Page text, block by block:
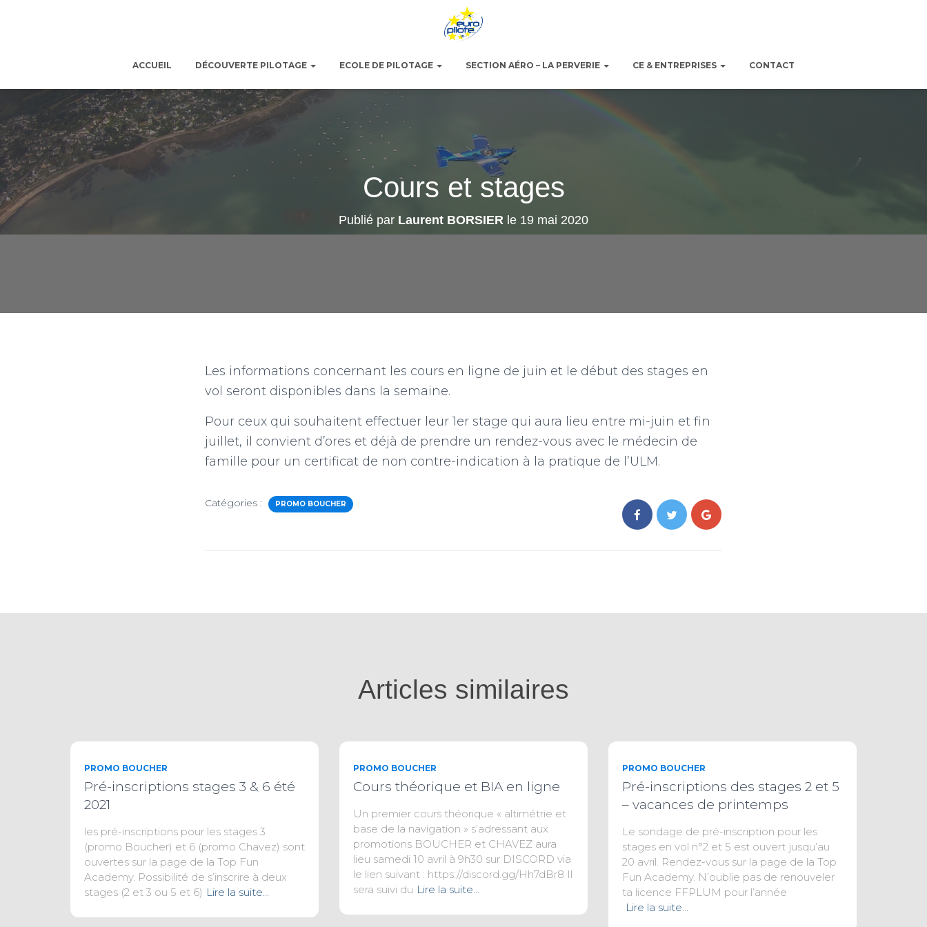
ACCUEIL DÉCOUVERTE PILOTAGE ECOLE DE PILOTAGE SECTION AÉRO – LA PERVERIE CE & ENTREPRISES CONTACT
Cours et stages
Publié par Laurent BORSIER le 19 mai 2020
Les informations concernant les cours en ligne de juin et le début des stages en
vol seront disponibles dans la semaine.
Pour ceux qui souhaitent effectuer leur 1er stage qui aura lieu entre mi-juin et fin
juillet, il convient d’ores et déjà de prendre un rendez-vous avec le médecin de
famille pour un certificat de non contre-indication à la pratique de l’ULM.
Catégories : PROMO BOUCHER
Articles similaires
PROMO BOUCHER
Pré-inscriptions stages 3 & 6 été
2021
les pré-inscriptions pour les stages 3
(promo Boucher) et 6 (promo Chavez) sont
ouvertes sur la page de la Top Fun
Academy. Possibilité de s’inscrire à deux
stages (2 et 3 ou 5 et 6) Lire la suite…
PROMO BOUCHER
Cours théorique et BIA en ligne
Un premier cours théorique « altimétrie et
base de la navigation » s’adressant aux
promotions BOUCHER et CHAVEZ aura
lieu samedi 10 avril à 9h30 sur DISCORD via
le lien suivant : https://discord.gg/Hh7dBr8 Il
sera suivi du Lire la suite…
PROMO BOUCHER
Pré-inscriptions des stages 2 et 5
– vacances de printemps
Le sondage de pré-inscription pour les
stages en vol n°2 et 5 est ouvert jusqu’au
20 avril. Rendez-vous sur la page de la Top
Fun Academy. N’oublie pas de renouveler
ta licence FFPLUM pour l’année
Lire la suite…